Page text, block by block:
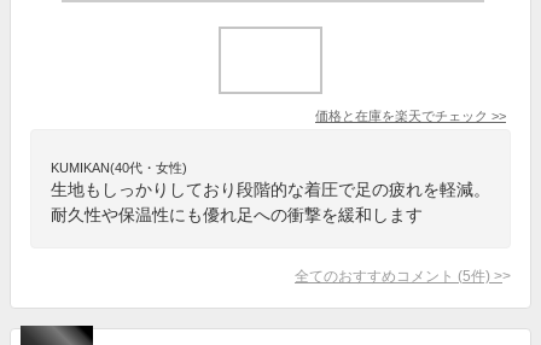
価格と在庫を楽天でチェック >>
KUMIKAN(40代・女性)
生地もしっかりしており段階的な着圧で足の疲れを軽減。
耐久性や保温性にも優れ足への衝撃を緩和します
全てのおすすめコメント (5件) >